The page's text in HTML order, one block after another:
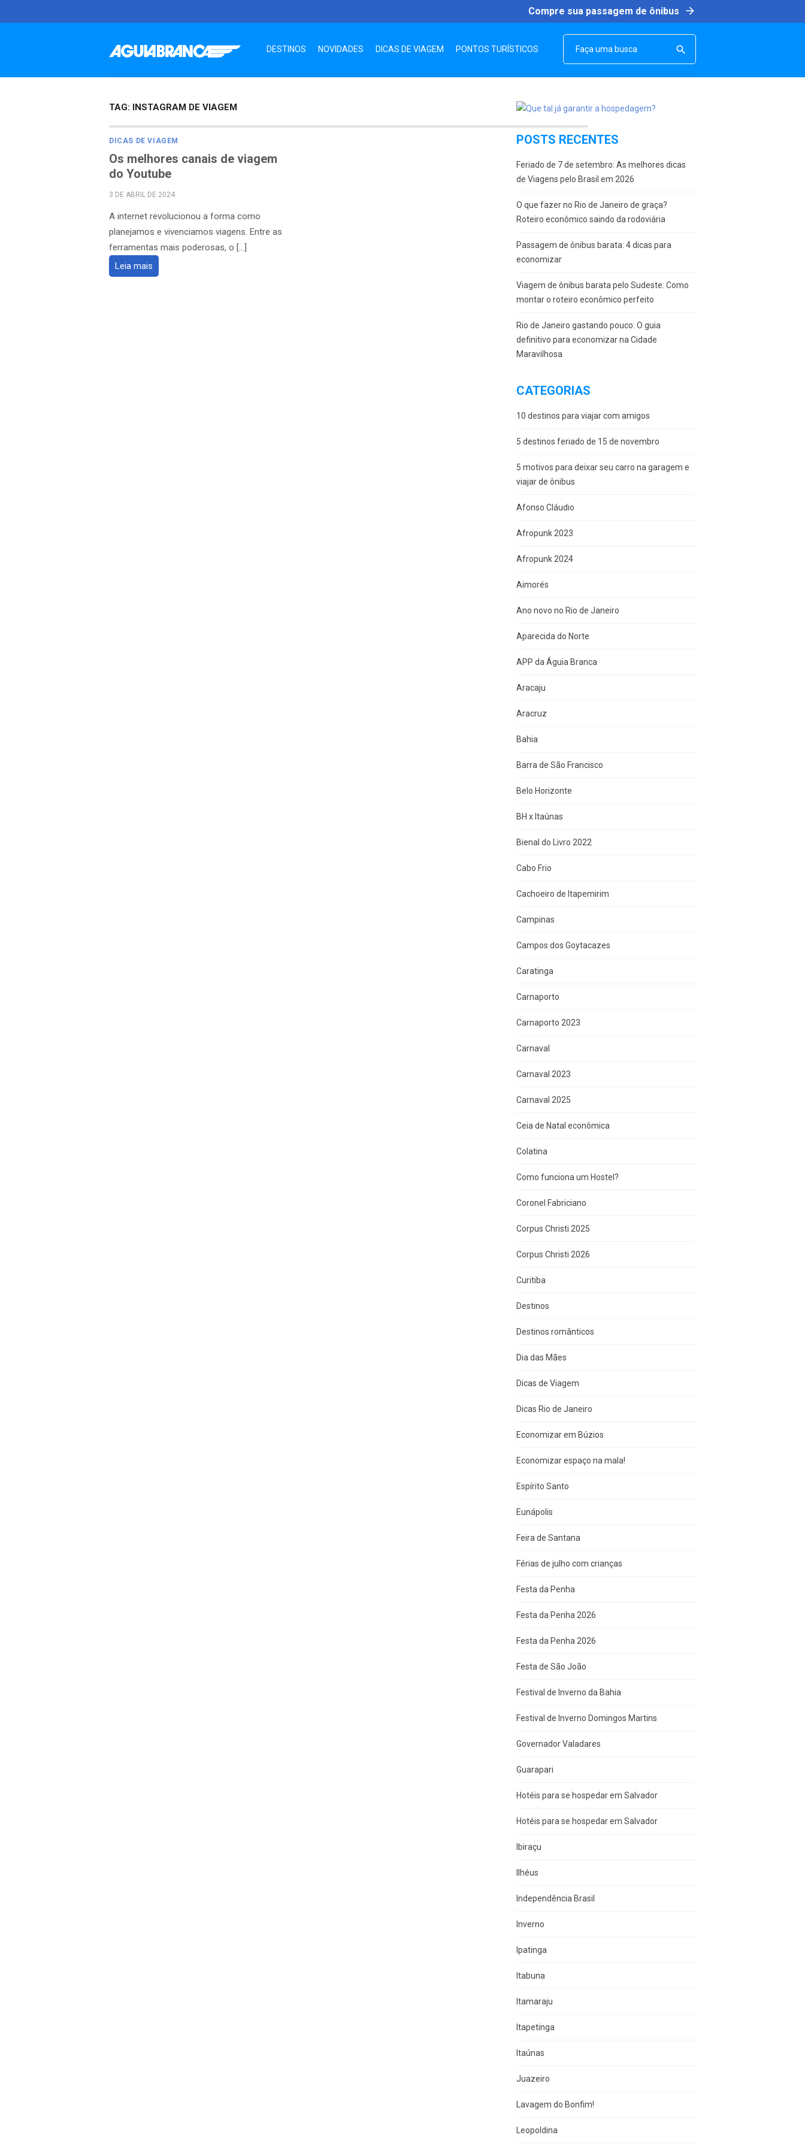
to
Compre sua passagem de ônibus arrow_forward
DESTINOS NOVIDADES DICAS DE VIAGEM PONTOS TURÍSTICOS 
TAG: INSTAGRAM DE VIAGEM
DICAS DE VIAGEM
Os melhores canais de viagem
do Youtube
POSTED
3 DE ABRIL DE 2024
A internet revolucionou a forma como
planejamos e vivenciamos viagens. Entre as
ferramentas mais poderosas, o […]
Leia mais
POSTS RECENTES
Feriado de 7 de setembro: As melhores dicas
de Viagens pelo Brasil em 2026
O que fazer no Rio de Janeiro de graça?
Roteiro econômico saindo da rodoviária
Passagem de ônibus barata: 4 dicas para
economizar
Viagem de ônibus barata pelo Sudeste: Como
montar o roteiro econômico perfeito
Rio de Janeiro gastando pouco: O guia
definitivo para economizar na Cidade
Maravilhosa
CATEGORIAS
10 destinos para viajar com amigos
5 destinos feriado de 15 de novembro
5 motivos para deixar seu carro na garagem e
viajar de ônibus
Afonso Cláudio
Afropunk 2023
Afropunk 2024
Aimorés
Ano novo no Rio de Janeiro
Aparecida do Norte
APP da Águia Branca
Aracaju
Aracruz
Bahia
Barra de São Francisco
Belo Horizonte
BH x Itaúnas
Bienal do Livro 2022
Cabo Frio
Cachoeiro de Itapemirim
Campinas
Campos dos Goytacazes
Caratinga
Carnaporto
Carnaporto 2023
Carnaval
Carnaval 2023
Carnaval 2025
Ceia de Natal econômica
Colatina
Como funciona um Hostel?
Coronel Fabriciano
Corpus Christi 2025
Corpus Christi 2026
Curitiba
Destinos
Destinos românticos
Dia das Mães
Dicas de Viagem
Dicas Rio de Janeiro
Economizar em Búzios
Economizar espaço na mala!
Espírito Santo
Eunápolis
Feira de Santana
Férias de julho com crianças
Festa da Penha
Festa da Penha 2026
Festa da Penha 2026
Festa de São João
Festival de Inverno da Bahia
Festival de Inverno Domingos Martins
Governador Valadares
Guarapari
Hotéis para se hospedar em Salvador
Hotéis para se hospedar em Salvador
Ibiraçu
Ilhéus
Independência Brasil
Inverno
Ipatinga
Itabuna
Itamaraju
Itapetinga
Itaúnas
Juazeiro
Lavagem do Bonfim!
Leopoldina